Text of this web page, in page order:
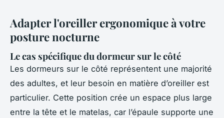
Adapter l'oreiller ergonomique à votre
posture nocturne
Le cas spécifique du dormeur sur le côté
Les dormeurs sur le côté représentent une majorité
des adultes, et leur besoin en matière d’oreiller est
particulier. Cette position crée un espace plus large
entre la tête et le matelas, car l’épaule supporte une